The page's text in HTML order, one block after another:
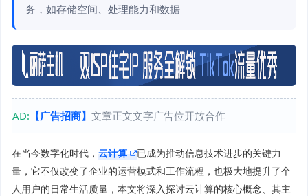
务，如存储空间、处理能力和数据
AD: 【广告招商】 文章正文文字广告位开放合作
在当今数字化时代， 云计算
已成为推动信息技术进步的关键力
量，它不仅改变了企业的运营模式和工作流程，也极大地提升了个
人用户的日常生活质量，本文将深入探讨云计算的核心概念、其主